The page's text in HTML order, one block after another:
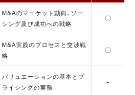
M&Aのマーケット動向、ソー
シング及び成功への戦略
〇
M&A実践のプロセスと交渉戦
略
〇
バリュエーションの基本とプ
ライシングの実務
-